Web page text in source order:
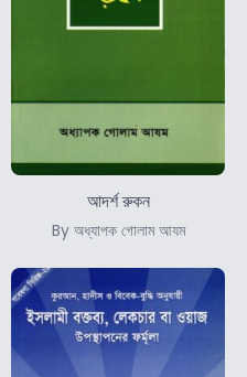
আদর্শ রুকন
By অধ্যাপক গোলাম আযম